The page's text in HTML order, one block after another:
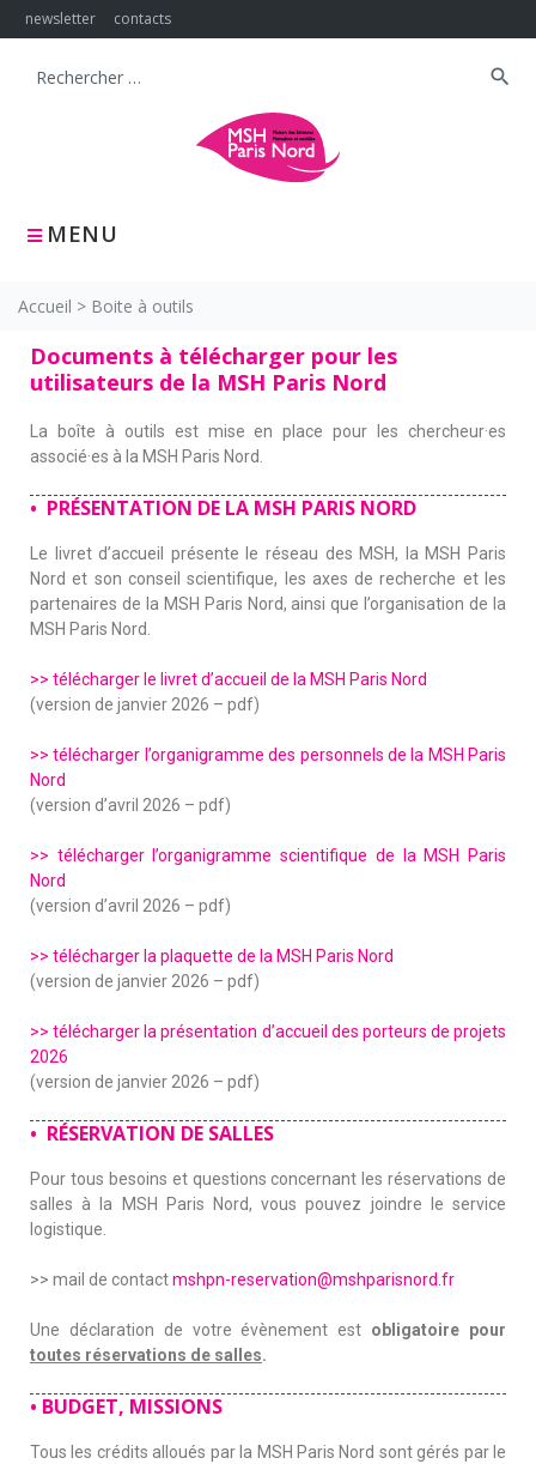
newsletter contacts
MENU
search
Accueil > Boite à outils
Documents à télécharger pour les
utilisateurs de la MSH Paris Nord
La boîte à outils est mise en place pour les chercheur·es
associé·es à la MSH Paris Nord.
• PRÉSENTATION DE LA MSH PARIS NORD
Le livret d’accueil présente le réseau des MSH, la MSH Paris
Nord et son conseil scientifique, les axes de recherche et les
partenaires de la MSH Paris Nord, ainsi que l’organisation de la
MSH Paris Nord.
>> télécharger le livret d’accueil de la MSH Paris Nord
(version de janvier 2026 – pdf)
>> télécharger l’organigramme des personnels de la MSH Paris
Nord
(version d’avril 2026 – pdf)
>> télécharger l’organigramme scientifique de la MSH Paris
Nord
(version d’avril 2026 – pdf)
>> télécharger la plaquette de la MSH Paris Nord
(version de janvier 2026 – pdf)
>> télécharger la présentation d’accueil des porteurs de projets
2026
(version de janvier 2026 – pdf)
• RÉSERVATION DE SALLES
Pour tous besoins et questions concernant les réservations de
salles à la MSH Paris Nord, vous pouvez joindre le service
logistique.
>> mail de contactmshpn-reservation@mshparisnord.fr
Une déclaration de votre évènement est obligatoire pour
toutes réservations de salles.
• BUDGET, MISSIONS
Tous les crédits alloués par la MSH Paris Nord sont gérés par le